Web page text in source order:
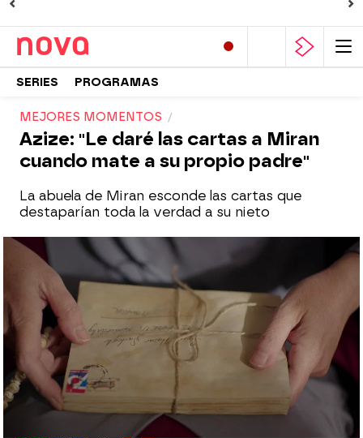
SERIES PROGRAMAS
MEJORES MOMENTOS
Azize: "Le daré las cartas a Miran
cuando mate a su propio padre"
La abuela de Miran esconde las cartas que
destaparían toda la verdad a su nieto
Nova
Madrid
Publicado: 21 de septiembre de 2020, 06:00